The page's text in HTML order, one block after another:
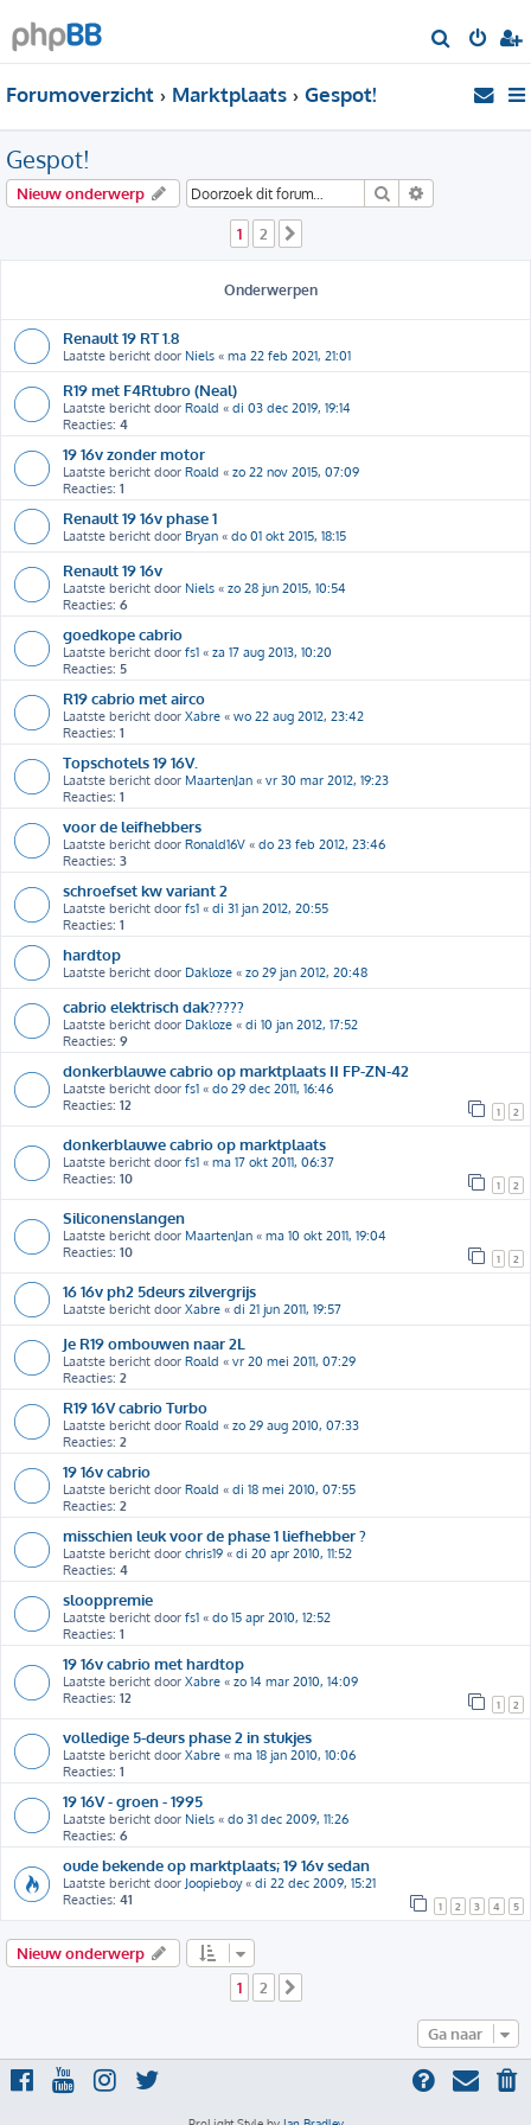
o
Forumoverzicht Marktplaats Gespot!
Gespot!
Nieuw onderwerp Zoek
1 2
Onderwerpen
Renault 19 RT 1.8
Laatste bericht door Niels « ma 22 feb 2021, 21:01
R19 met F4Rtubro (Neal)
Laatste bericht door Roald « di 03 dec 2019, 19:14
Reacties: 4
19 16v zonder motor
Laatste bericht door Roald « zo 22 nov 2015, 07:09
Reacties: 1
Renault 19 16v phase 1
Laatste bericht door Bryan « do 01 okt 2015, 18:15
Renault 19 16v
Laatste bericht door Niels « zo 28 jun 2015, 10:54
Reacties: 6
goedkope cabrio
Laatste bericht door fs1 « za 17 aug 2013, 10:20
Reacties: 5
R19 cabrio met airco
Laatste bericht door Xabre « wo 22 aug 2012, 23:42
Reacties: 1
Topschotels 19 16V.
Laatste bericht door MaartenJan « vr 30 mar 2012, 19:23
Reacties: 1
voor de leifhebbers
Laatste bericht door Ronald16V « do 23 feb 2012, 23:46
Reacties: 3
schroefset kw variant 2
Laatste bericht door fs1 « di 31 jan 2012, 20:55
Reacties: 1
hardtop
Laatste bericht door Dakloze « zo 29 jan 2012, 20:48
cabrio elektrisch dak?????
Laatste bericht door Dakloze « di 10 jan 2012, 17:52
Reacties: 9
donkerblauwe cabrio op marktplaats II FP-ZN-42
Laatste bericht door fs1 « do 29 dec 2011, 16:46
Reacties: 12 1 2
donkerblauwe cabrio op marktplaats
Laatste bericht door fs1 « ma 17 okt 2011, 06:37
Reacties: 10 1 2
Siliconenslangen
Laatste bericht door MaartenJan « ma 10 okt 2011, 19:04
Reacties: 10 1 2
16 16v ph2 5deurs zilvergrijs
Laatste bericht door Xabre « di 21 jun 2011, 19:57
Je R19 ombouwen naar 2L
Laatste bericht door Roald « vr 20 mei 2011, 07:29
Reacties: 2
R19 16V cabrio Turbo
Laatste bericht door Roald « zo 29 aug 2010, 07:33
Reacties: 2
19 16v cabrio
Laatste bericht door Roald « di 18 mei 2010, 07:55
Reacties: 2
misschien leuk voor de phase 1 liefhebber ?
Laatste bericht door chris19 « di 20 apr 2010, 11:52
Reacties: 4
slooppremie
Laatste bericht door fs1 « do 15 apr 2010, 12:52
Reacties: 1
19 16v cabrio met hardtop
Laatste bericht door Xabre « zo 14 mar 2010, 14:09
Reacties: 12 1 2
volledige 5-deurs phase 2 in stukjes
Laatste bericht door Xabre « ma 18 jan 2010, 10:06
Reacties: 1
19 16V - groen - 1995
Laatste bericht door Niels « do 31 dec 2009, 11:26
Reacties: 6
oude bekende op marktplaats; 19 16v sedan
Laatste bericht door Joopieboy« di 22 dec 2009, 15:21
Reacties: 41 1 2 3 4 5
Nieuw onderwerp
1
2
Ga naar